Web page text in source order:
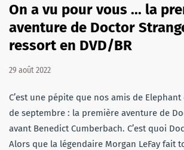
On a vu pour vous ... la
aventure de Doctor
ressort en DVD/BR
29 août 2022
C’est une pépite que nos amis de
de septembre : la première aventure de
avant Benedict Cumberbach. C’est quoi
Alors que la légendaire Morgan LeFay fait